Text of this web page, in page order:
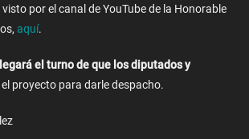
por el canal de YouTube de la Honorable
aquí.
llegará el turno de que los diputados y
proyecto para darle despacho.